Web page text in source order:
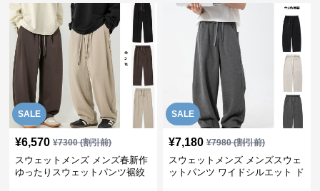
SALE
¥6,570 ¥7300(割引前)
スウェットメンズ メンズ春新作
ゆったりスウェットパンツ裾絞
SALE
¥7,180 ¥7980(割引前)
スウェットメンズ メンズスウェ
ットパンツ ワイドシルエット ド